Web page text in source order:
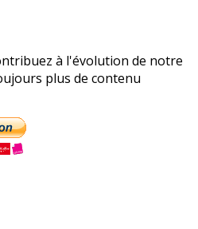
à l'évolution de notre
plus de contenu